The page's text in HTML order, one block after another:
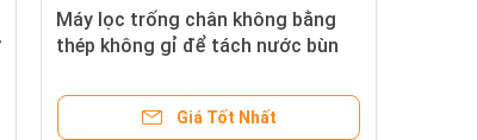
Máy lọc trống chân không bằng
thép không gỉ để tách nước bùn
Giá Tốt Nhất